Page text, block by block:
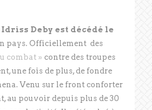
Idriss Deby est décédé le
pays. Officiellement des
combat » contre des troupes
une fois de plus, de fondre
Venu sur le front conforter
au pouvoir depuis plus de 30